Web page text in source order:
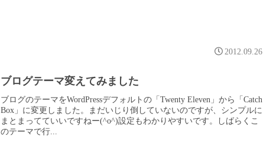
2012.09.26
ブログテーマ変えてみました
ブログのテーマをWordPressデフォルトの「Twenty Eleven」から「Catch
Box」に変更しました。まだいじり倒していないのですが、シンプルに
まとまってていいですねー(^o^)設定もわかりやすいです。しばらくこ
のテーマで行...